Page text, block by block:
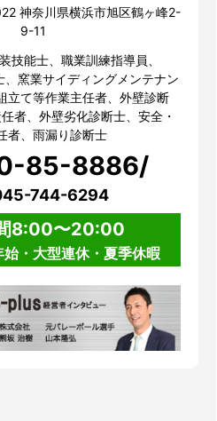
神奈川県横浜市旭区鶴ヶ峰2-
9-11
技能士、職業訓練指導員、
、窯業サイディングメンテナン
立て等作業主任者、外壁診断
者、外壁劣化診断士、安全・
者、雨漏り診断士
85-8886/
744-6294
8:00〜20:00
・大型連休・夏季休暇